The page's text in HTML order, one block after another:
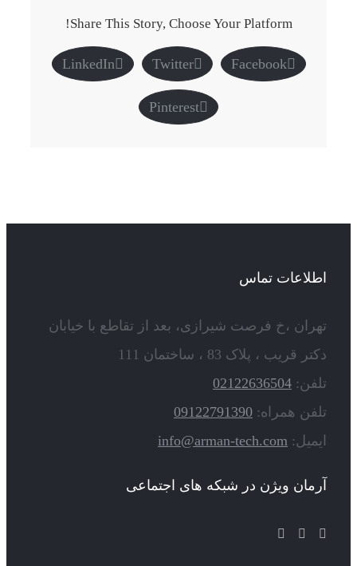
Share This Story, Choose Your Platform!
Facebook
Twitter
LinkedIn
Pinterest
اطلاعات تماس
تهران ،خ فرصت شیرازی، بعد از تقاطع با خیابان
دکتر قریب ، پلاک 83 ، ساختمان 111
تلفن: 02122636504
تلفن همراه: 09122791390
ایمیل: info@arman-tech.com
آرمان ویژن در شبکه های اجتماعی